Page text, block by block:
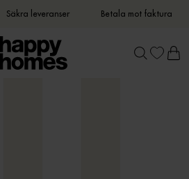
Säkra leveranser Betala mot faktura